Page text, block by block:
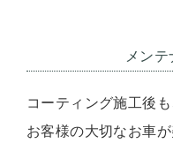
メン
コーティング施工後も
お客様の大切なお車